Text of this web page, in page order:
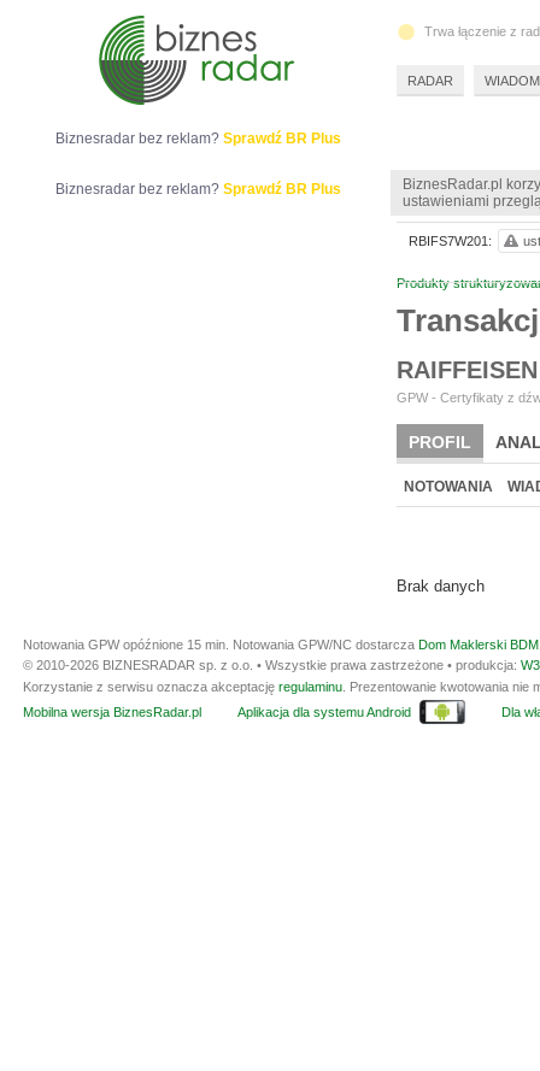
BiznesRadar.pl
ustawieniami
Produkty
GPW - Certyfikaty z
PROFIL
NOTOWANIA
Brak danych
RBIFS7W201:
Biznesradar bez reklam? Sprawdź BR Plus
Biznesradar bez reklam? Sprawdź BR Plus
Trwa łączenie z
RADAR
Notowania GPW opóźnione 15 min. Notowania GPW/NC dostarcza Dom Maklerski
© 2010-2026 BIZNESRADAR sp. z o.o. • Wszystkie prawa zastrzeżone • produkcja:
Korzystanie z serwisu oznacza akceptację regulaminu . Prezentowanie kwotowania
Mobilna wersja BiznesRadar.pl
Aplikacja dla systemu Android Dla